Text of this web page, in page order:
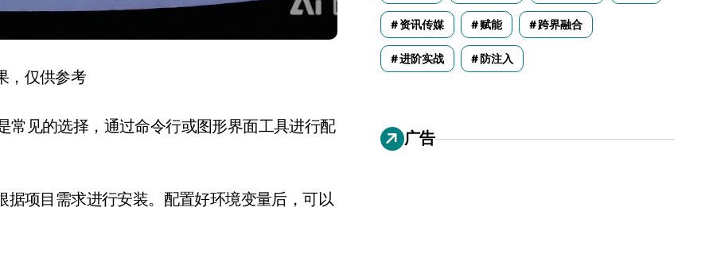
，仅供参考
常见的选择，通过命令行或图形界面工具进行配
据项目需求进行安装。配置好环境变量后，可以
资讯传媒 赋能 跨界融合
进阶实战 防注入
广告